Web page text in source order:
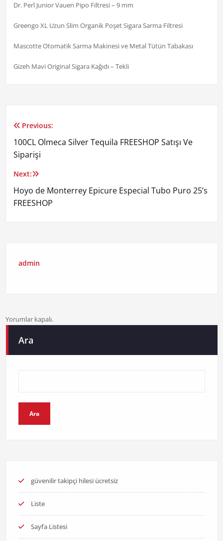
Dr. Perl Junior Vauen Pipo Filtresi – 9 mm
Greengo XL Uzun Slim Organik Poşet Sigara Sarma Filtresi
Mascotte Otomatik Sarma Makinesi ve Metal Tütün Tabakası
Gizeh Mavi Original Sigara Kağıdı – Tekli
Yazı
gezinmesi
Previous:
100CL Olmeca Silver Tequila FREESHOP Satışı Ve
Siparişi
Next:
Hoyo de Monterrey Epicure Especial Tubo Puro 25’s
FREESHOP
admin
Yorumlar kapalı.
Ara
Ara
güvenilir takipçi hilesi ücretsiz
Liste
Sayfa Listesi